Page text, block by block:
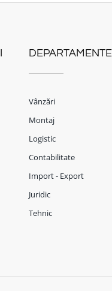
DEPARTAMENTE
Vânzări
Montaj
Logistic
Contabilitate
Import - Export
Juridic
Tehnic